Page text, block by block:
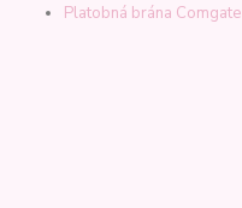
Platobná brána Comgate